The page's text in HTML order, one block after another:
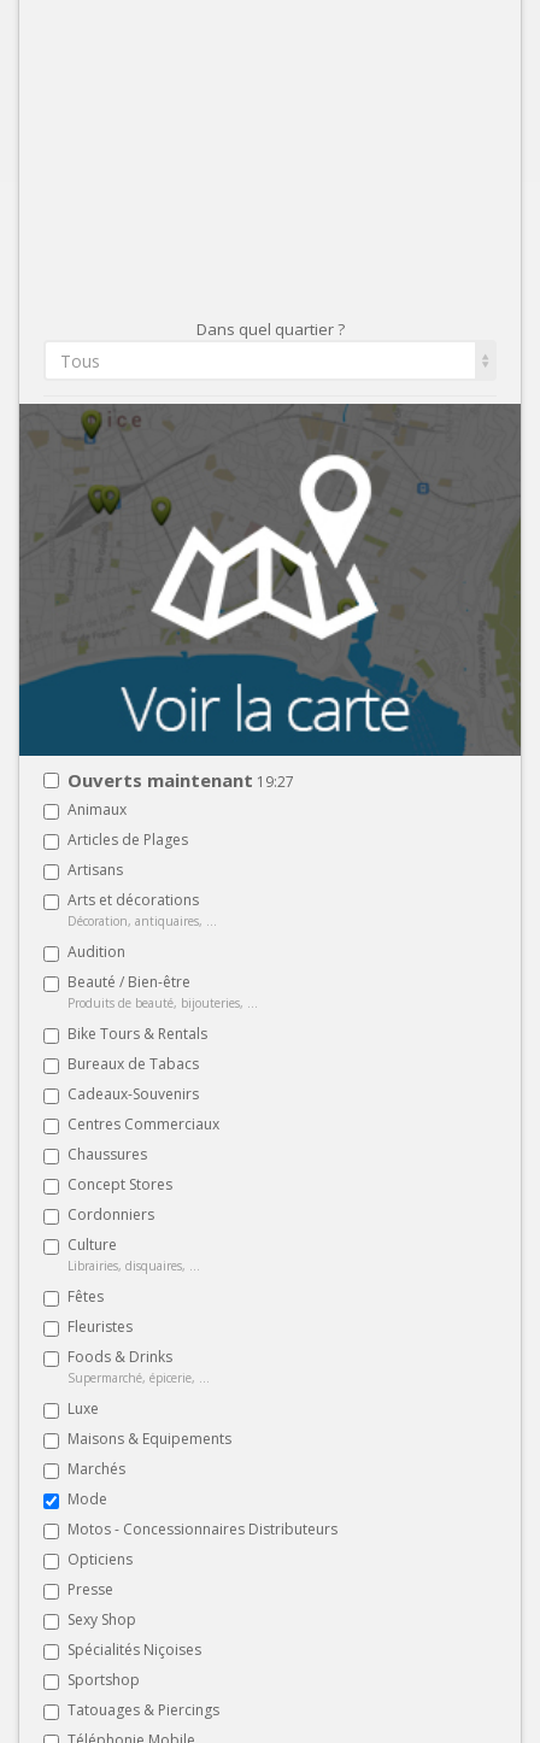
Dans quel quartier ?
Tous
Ouverts maintenant 19:27
Animaux
Articles de Plages
Artisans
Arts et décorations
Décoration, antiquaires, ...
Audition
Beauté / Bien-être
Produits de beauté, bijouteries, ...
Bike Tours & Rentals
Bureaux de Tabacs
Cadeaux-Souvenirs
Centres Commerciaux
Chaussures
Concept Stores
Cordonniers
Culture
Librairies, disquaires, ...
Fêtes
Fleuristes
Foods & Drinks
Supermarché, épicerie, ...
Luxe
Maisons & Equipements
Marchés
Mode
Motos - Concessionnaires Distributeurs
Opticiens
Presse
Sexy Shop
Spécialités Niçoises
Sportshop
Tatouages & Piercings